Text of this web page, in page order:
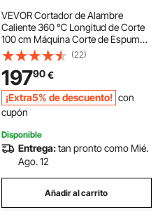
VEVOR Cortador de Alambre
Caliente 360 ℃ Longitud de Corte
100 cm Máquina Corte de Espuma
de Poliestireno Horizontal y Vertical
220 V Marcado Láser 138 x 35 x 15
cm Mesa de Trabajo de Corte de
Espuma
(22)
19790€
¡Extra5% de descuento! con
cupón
Disponible
Entrega:tan pronto como Mié.
Ago. 12
Añadir al carrito